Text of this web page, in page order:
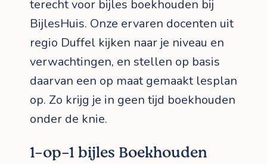
terecht voor bijles boekhouden bij
BijlesHuis. Onze ervaren docenten uit
regio Duffel kijken naar je niveau en
verwachtingen, en stellen op basis
daarvan een op maat gemaakt lesplan
op. Zo krijg je in geen tijd boekhouden
onder de knie.
1-op-1 bijles Boekhouden